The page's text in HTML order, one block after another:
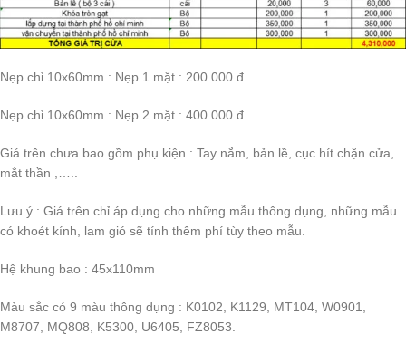
Nẹp chỉ 10x60mm : Nẹp 1 mặt : 200.000 đ
Nẹp chỉ 10x60mm : Nẹp 2 mặt : 400.000 đ
Giá trên chưa bao gồm phụ kiện : Tay nắm, bản lề, cục hít chặn cửa,
mắt thần ,…..
Lưu ý : Giá trên chỉ áp dụng cho những mẫu thông dụng, những mẫu
có khoét kính, lam gió sẽ tính thêm phí tùy theo mẫu.
Hệ khung bao : 45x110mm
Màu sắc có 9 màu thông dụng : K0102, K1129, MT104, W0901,
M8707, MQ808, K5300, U6405, FZ8053.